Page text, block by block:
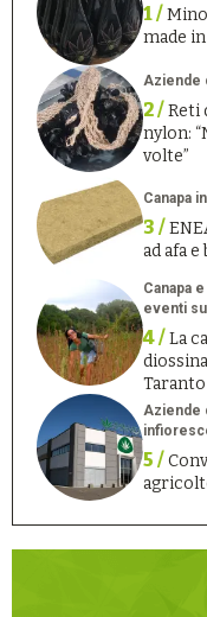
1 /
made
Aziende
2 /Reti
nylon:
volte”
Canapa
3 /
ad afa
Canapa
eventi
4 /La
Taranto
Aziende
5 /